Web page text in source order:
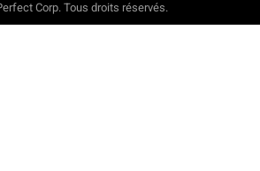
Corp. Tous droits réservés.